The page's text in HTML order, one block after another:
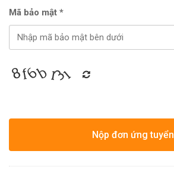
Mã bảo mật *
Nộp đơn ứng tuyển